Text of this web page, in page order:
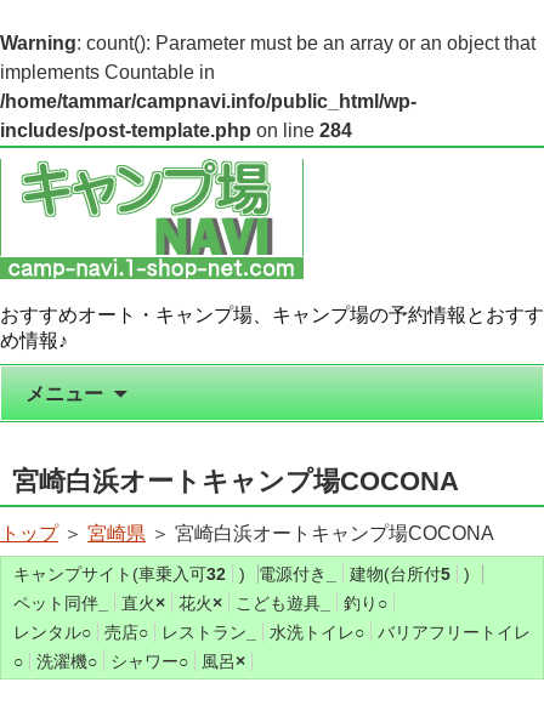
Warning: count(): Parameter must be an array or an object that
implements Countable in
/home/tammar/campnavi.info/public_html/wp-
includes/post-template.php on line 284
おすすめオート・キャンプ場、キャンプ場の予約情報とおすす
め情報♪
メニュー
宮崎白浜オートキャンプ場COCONA
トップ＞ 宮崎県 ＞ 宮崎白浜オートキャンプ場COCONA
キャンプサイト(車乗入可32 ) 電源付き 建物(台所付5
)
ペット同伴
直火× 花火× こども遊具 釣り ○
レンタル○ 売店○ レストラン 水洗トイレ○
バリアフリートイレ
○
洗濯機○ シャワー○ 風呂×